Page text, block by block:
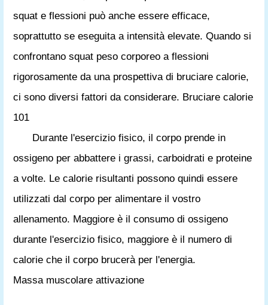
squat e flessioni può anche essere efficace,
soprattutto se eseguita a intensità elevate. Quando si
confrontano squat peso corporeo a flessioni
rigorosamente da una prospettiva di bruciare calorie,
ci sono diversi fattori da considerare. Bruciare calorie
101
Durante l'esercizio fisico, il corpo prende in
ossigeno per abbattere i grassi, carboidrati e proteine ​​
a volte. Le calorie risultanti possono quindi essere
utilizzati dal corpo per alimentare il vostro
allenamento. Maggiore è il consumo di ossigeno
durante l'esercizio fisico, maggiore è il numero di
calorie che il corpo brucerà per l'energia.
Massa muscolare attivazione